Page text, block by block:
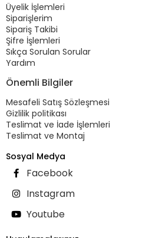
Üyelik İşlemleri
Siparişlerim
Sipariş Takibi
Şifre İşlemleri
Sıkça Sorulan Sorular
Yardım
Önemli Bilgiler
Mesafeli Satış Sözleşmesi
Gizlilik politikası
Teslimat ve İade İşlemleri
Teslimat ve Montaj
Sosyal Medya
Facebook
Instagram
Youtube